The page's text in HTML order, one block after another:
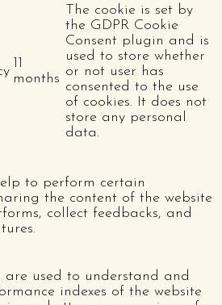
11
months
The cookie is set by
the GDPR Cookie
Consent plugin and is
used to store whether
or not user has
consented to the use
of cookies. It does not
store any personal
data.
to perform certain
the content of the website
collect feedbacks, and
are used to understand and
indexes of the website